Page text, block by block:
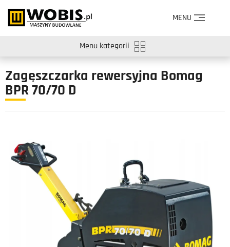
MENU
Menu kategorii
Zagęszczarka rewersyjna Bomag
BPR 70/70 D